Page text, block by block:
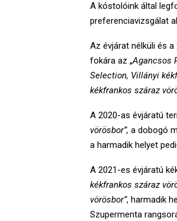
A kóstolóink által
preferenciavizsgálat
Az évjárat nélküli és
fokára az „Agancsos
Selection, Villányi
kékfrankos száraz
A 2020-as évjáratú
vörösbor”, a dobogó
a harmadik helyet
A 2021-es évjáratú
kékfrankos száraz
vörösbor”, harmadik
Szupermenta